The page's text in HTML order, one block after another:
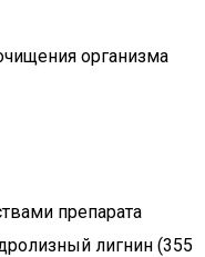
организма
препарата
лигнин (355